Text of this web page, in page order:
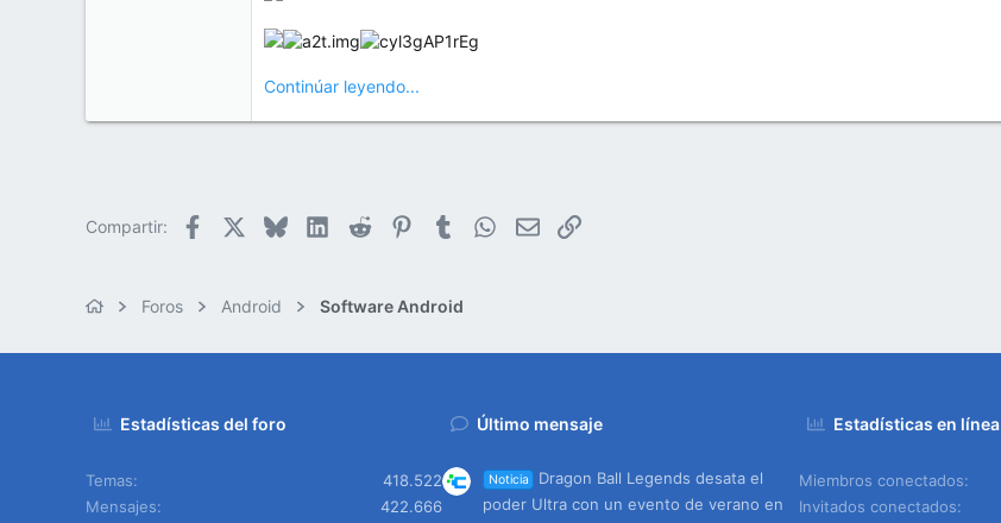
Continúar leyendo...
Compartir: Facebook BlueskyLinkedIn
Reddit PinterestTumblr WhatsApp
EmailEnlace
Foros Android Software Android
Estadísticas del foro
Temas
418.522
Mensajes
422.666
Último mensaje
Noticia
Dragon Ball Legends desata el
poder Ultra con un evento de verano en
Estadísticas en línea
Miembros conectados
Invitados conectados